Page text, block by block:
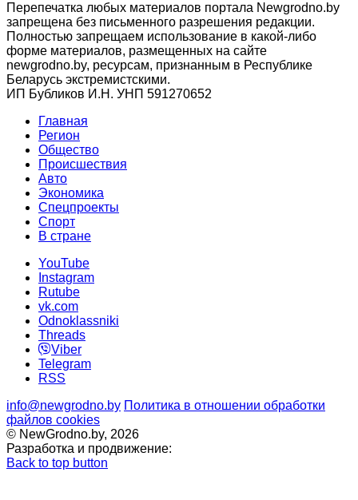
Перепечатка любых материалов портала Newgrodno.by
запрещена без письменного разрешения редакции.
Полностью запрещаем использование в какой-либо
форме материалов, размещенных на сайте
newgrodno.by, ресурсам, признанным в Республике
Беларусь экстремистскими.
ИП Бубликов И.Н. УНП 591270652
Главная
Регион
Общество
Происшествия
Авто
Экономика
Спецпроекты
Cпорт
В стране
YouTube
Instagram
Rutube
vk.com
Odnoklassniki
Threads
Viber
Telegram
RSS
info@newgrodno.by Политика в отношении обработки
файлов cookies
© NewGrodno.by, 2026
Разработка и продвижение:
Back to top button